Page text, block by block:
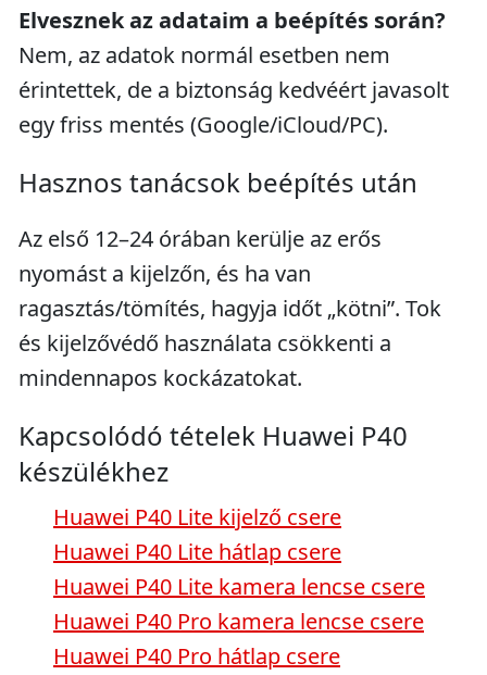
Elvesznek az adataim a beépítés során?
Nem, az adatok normál esetben nem
érintettek, de a biztonság kedvéért javasolt
egy friss mentés (Google/iCloud/PC).
Hasznos tanácsok beépítés után
Az első 12–24 órában kerülje az erős
nyomást a kijelzőn, és ha van
ragasztás/tömítés, hagyja időt „kötni”. Tok
és kijelzővédő használata csökkenti a
mindennapos kockázatokat.
Kapcsolódó tételek Huawei P40
készülékhez
Huawei P40 Lite kijelző csere
Huawei P40 Lite hátlap csere
Huawei P40 Lite kamera lencse csere
Huawei P40 Pro kamera lencse csere
Huawei P40 Pro hátlap csere